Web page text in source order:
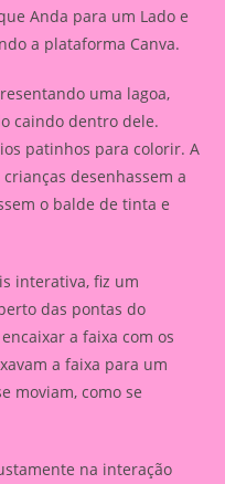
Anda para um Lado e
a plataforma Canva.
uma lagoa,
caindo dentro dele.
patinhos para colorir. A
desenhassem a
o balde de tinta e
interativa, fiz um
das pontas do
a faixa com os
a faixa para um
moviam, como se
na interação